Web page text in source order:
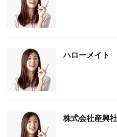
ハローメイト
株式会社産興社